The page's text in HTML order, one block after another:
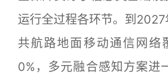
运行全过程各环节。到
共航路地面移动通信网络
0%，多元融合感知方案进